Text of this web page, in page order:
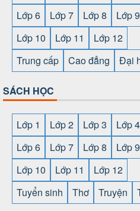
Lớp 6
Lớp 7 Lớp 8
Lớp 9
Lớp 10
Lớp 11
Lớp 12
Trung cấp
Cao đẳng Đại
SÁCH HỌC
Lớp 1 Lớp 2 Lớp 3 Lớp 4
Lớp 6
Lớp 7 Lớp 8
Lớp 9
Lớp 10
Lớp 11
Lớp 12
Tuyển sinh
Thơ Truyện